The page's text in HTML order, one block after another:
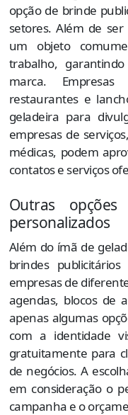
opção de brinde
setores. Além de
um objeto
trabalho,
marca.
restaurantes e
geladeira para
empresas de
médicas, podem
contatos e serviços
Outras
personalizados
Além do ímã de
brindes publicitários
empresas de
agendas, blocos de
apenas algumas
com a identidade
gratuitamente para
de negócios. A
em consideração o
campanha e o